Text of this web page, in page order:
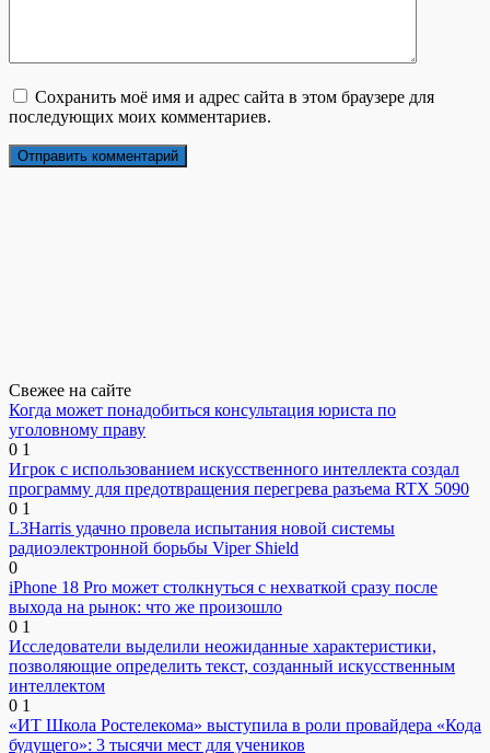
Сохранить моё имя и адрес сайта в этом браузере для
последующих моих комментариев.
Свежее на сайте
Когда может понадобиться консультация юриста по
уголовному праву
0 1
Игрок с использованием искусственного интеллекта создал
программу для предотвращения перегрева разъема RTX 5090
0 1
L3Harris удачно провела испытания новой системы
радиоэлектронной борьбы Viper Shield
0
iPhone 18 Pro может столкнуться с нехваткой сразу после
выхода на рынок: что же произошло
0 1
Исследователи выделили неожиданные характеристики,
позволяющие определить текст, созданный искусственным
интеллектом
0 1
«ИТ Школа Ростелекома» выступила в роли провайдера «Кода
будущего»: 3 тысячи мест для учеников